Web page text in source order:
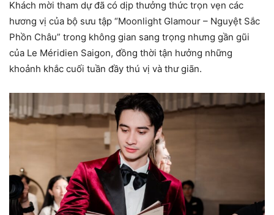
Khách mời tham dự đã có dịp thưởng thức trọn vẹn các
hương vị của bộ sưu tập “Moonlight Glamour – Nguyệt Sắc
Phồn Châu” trong không gian sang trọng nhưng gần gũi
của Le Méridien Saigon, đồng thời tận hưởng những
khoảnh khắc cuối tuần đầy thú vị và thư giãn.